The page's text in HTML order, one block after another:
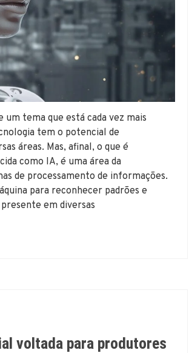
um tema que está cada vez mais
tem o potencial de
áreas. Mas, afinal, o que é
como IA, é uma área da
de processamento de informações.
para reconhecer padrões e
em diversas
voltada para produtores